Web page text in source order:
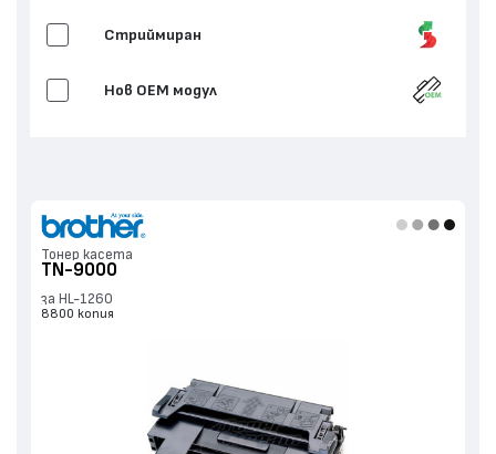
Стриймиран
Нов ОЕМ модул
Тонер касета
TN-9000
за HL-1260
8800 копия